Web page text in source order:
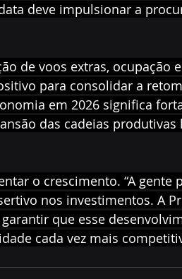
deve impulsionar a
de voos extras, ocupação
para consolidar a
em 2026 significa
das cadeias produtivas
o crescimento. “A gente
nos investimentos. A
que esse
cada vez mais